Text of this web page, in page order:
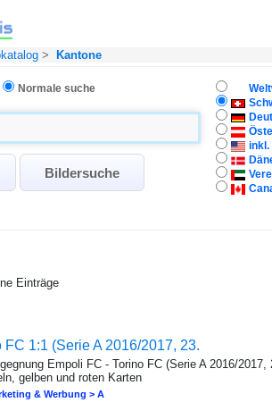
> Kantone
Normale suche
inkl.
Einträge
FC 1:1 (Serie A 2016/2017, 23.
Empoli FC - Torino FC (Serie A 2016/
gelben und roten Karten
& Werbung > A